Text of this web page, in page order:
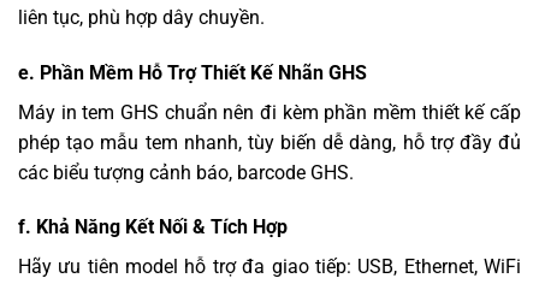
liên tục, phù hợp dây chuyền.
e. Phần Mềm Hỗ Trợ Thiết Kế Nhãn GHS
Máy in tem GHS chuẩn nên đi kèm phần mềm thiết kế cấp
phép tạo mẫu tem nhanh, tùy biến dễ dàng, hỗ trợ đầy đủ
các biểu tượng cảnh báo, barcode GHS.
f. Khả Năng Kết Nối & Tích Hợp
Hãy ưu tiên model hỗ trợ đa giao tiếp: USB, Ethernet, WiFi